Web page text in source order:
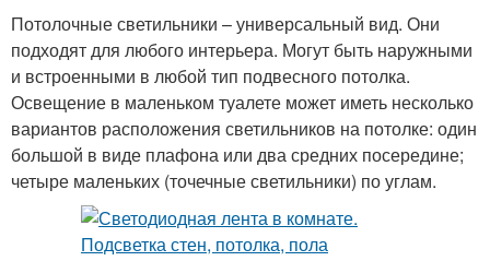
Потолочные светильники – универсальный вид. Они
подходят для любого интерьера. Могут быть наружными
и встроенными в любой тип подвесного потолка.
Освещение в маленьком туалете может иметь несколько
вариантов расположения светильников на потолке: один
большой в виде плафона или два средних посередине;
четыре маленьких (точечные светильники) по углам.